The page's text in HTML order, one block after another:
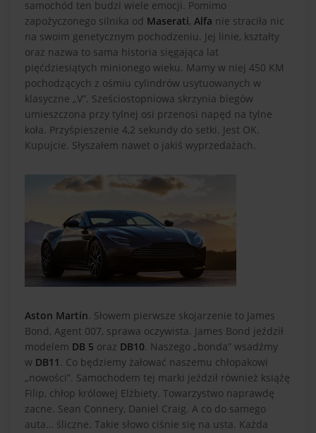
samochód ten budzi wiele emocji. Pomimo
zapożyczonego silnika od Maserati, Alfa nie straciła nic
na swoim genetycznym pochodzeniu. Jej linie, kształty
oraz nazwa to sama historia sięgająca lat
pięćdziesiątych minionego wieku. Mamy w niej 450 KM
pochodzących z ośmiu cylindrów usytuowanych w
klasyczne „V”. Sześciostopniowa skrzynia biegów
umieszczona przy tylnej osi przenosi napęd na tylne
koła. Przyśpieszenie 4,2 sekundy do setki. Jest OK.
Kupujcie. Słyszałem nawet o jakiś wyprzedażach.
Aston Martin. Słowem pierwsze skojarzenie to James
Bond, Agent 007, sprawa oczywista. James Bond jeździł
modelem DB 5 oraz DB10. Naszego „bonda” wsadźmy
w DB11 . Co będziemy żałować naszemu chłopakowi
„nowości”. Samochodem tej marki jeździł również książę
Filip, chłop królowej Elżbiety. Towarzystwo naprawdę
zacne. Sean Connery, Daniel Craig. A co do samego
auta… śliczne. Takie słowo ciśnie się na usta. Każda